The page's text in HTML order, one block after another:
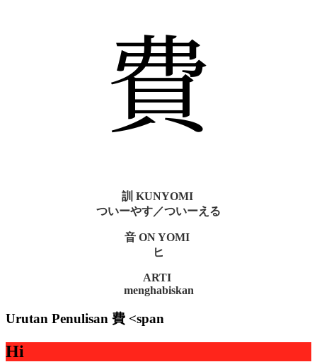
費
訓 KUNYOMI
ついーやす／ついーえる
音 ON YOMI
ヒ
ARTI
menghabiskan
Urutan Penulisan 費 <span
Hi